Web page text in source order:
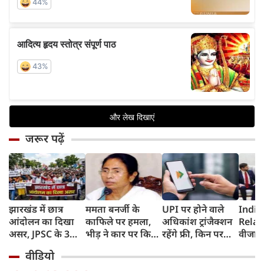
जरूर पढ़ें
झारखंड में छात्र
आंदोलन का दिखा
असर, JPSC के 3
इस्‍तीफा, प्रदर्शन को
ममता बनर्जी के
काफिले पर हमला,
भीड़ ने कार पर किया
पुलिस पर लगा यह
UPI पर होने वाले
अधिकांश ट्रांजैक्शन
रहेंगे फ्री, किन पर
ने दिया बड़ा अपडेट
वीजा
वीडियो